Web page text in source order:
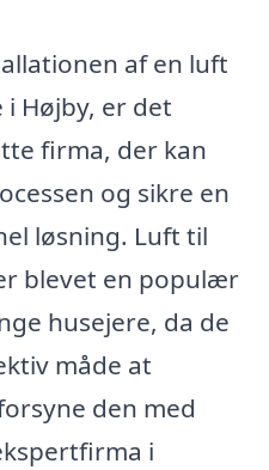
af en luft
Højby, er det
firma, der kan
og sikre en
løsning. Luft til
blevet en populær
husejere, da de
måde at
den med
i